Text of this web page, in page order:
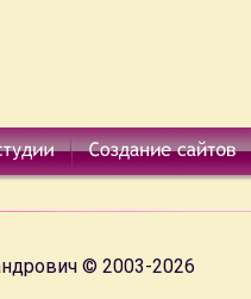
© 2003-2026